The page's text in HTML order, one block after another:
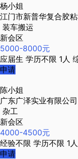
杨小姐
江门市新普华复合胶
装车搬运
新会区
5000-8000元
应届生 学历不限 1人
申请
陈小姐
广东广泽实业有限公司
杂工
新会区
4000-4500元
经验不限 学历不限 1人
申请